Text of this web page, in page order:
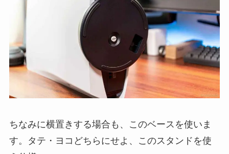
ちなみに横置きする場合も、このベースを使いま
す。タテ・ヨコどちらにせよ、このスタンドを使